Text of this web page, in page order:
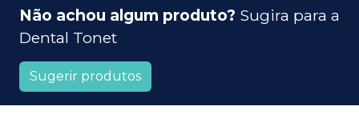
Não achou algum produto? Sugira para a
Dental Tonet
Sugerir produtos